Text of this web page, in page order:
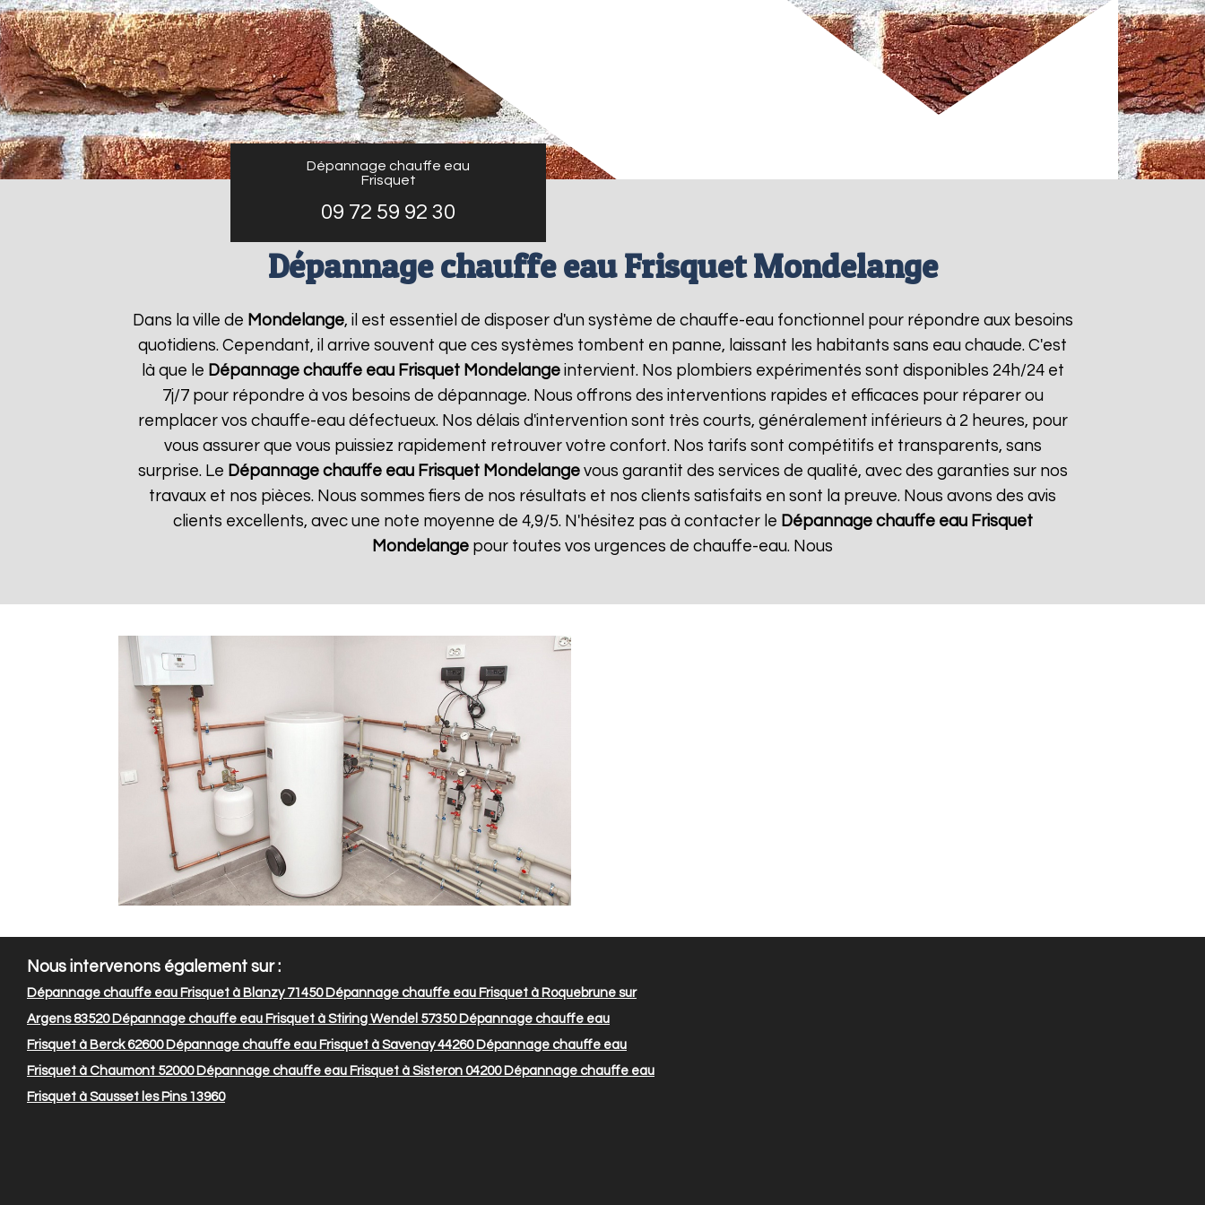
Dépannage chauffe eau
Frisquet
09 72 59 92 30
Dépannage chauffe eau Frisquet Mondelange
Dans la ville de Mondelange, il est essentiel de disposer d'un système de chauffe-eau fonctionnel pour répondre aux besoins
quotidiens. Cependant, il arrive souvent que ces systèmes tombent en panne, laissant les habitants sans eau chaude. C'est
là que le Dépannage chauffe eau Frisquet Mondelangeintervient. Nos plombiers expérimentés sont disponibles 24h/24 et
7j/7 pour répondre à vos besoins de dépannage. Nous offrons des interventions rapides et efficaces pour réparer ou
remplacer vos chauffe-eau défectueux. Nos délais d'intervention sont très courts, généralement inférieurs à 2 heures, pour
vous assurer que vous puissiez rapidement retrouver votre confort. Nos tarifs sont compétitifs et transparents, sans
surprise. Le Dépannage chauffe eau Frisquet Mondelangevous garantit des services de qualité, avec des garanties sur nos
travaux et nos pièces. Nous sommes fiers de nos résultats et nos clients satisfaits en sont la preuve. Nous avons des avis
clients excellents, avec une note moyenne de 4,9/5. N'hésitez pas à contacter le Dépannage chauffe eau Frisquet
Mondelange pour toutes vos urgences de chauffe-eau. Nous
Nous intervenons également sur :
Dépannage chauffe eau Frisquet à Blanzy 71450Dépannage chauffe eau Frisquet à Roquebrune sur
Argens 83520Dépannage chauffe eau Frisquet à Stiring Wendel 57350Dépannage chauffe eau
Frisquet à Berck 62600Dépannage chauffe eau Frisquet à Savenay 44260Dépannage chauffe eau
Frisquet à Chaumont 52000Dépannage chauffe eau Frisquet à Sisteron 04200Dépannage chauffe eau
Frisquet à Sausset les Pins 13960